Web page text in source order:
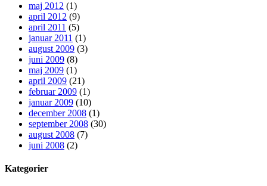
maj 2012 (1)
april 2012 (9)
april 2011 (5)
januar 2011 (1)
august 2009 (3)
juni 2009 (8)
maj 2009 (1)
april 2009 (21)
februar 2009 (1)
januar 2009 (10)
december 2008 (1)
september 2008 (30)
august 2008 (7)
juni 2008 (2)
Kategorier